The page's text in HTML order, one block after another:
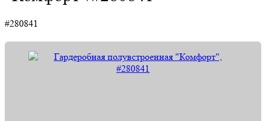
#280841